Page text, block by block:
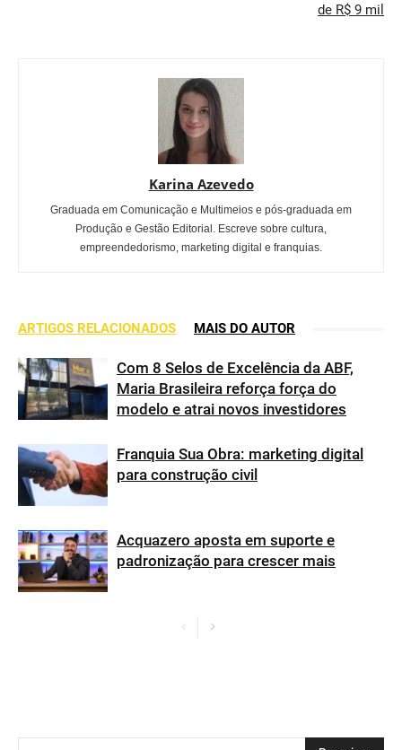
de R$ 9 mil
Karina Azevedo
Graduada em Comunicação e Multimeios e pós-graduada em
Produção e Gestão Editorial. Escreve sobre cultura,
empreendedorismo, marketing digital e franquias.
ARTIGOS RELACIONADOS MAIS DO AUTOR
Com 8 Selos de Excelência da ABF,
Maria Brasileira reforça força do
modelo e atrai novos investidores
Franquia Sua Obra: marketing digital
para construção civil
Acquazero aposta em suporte e
padronização para crescer mais